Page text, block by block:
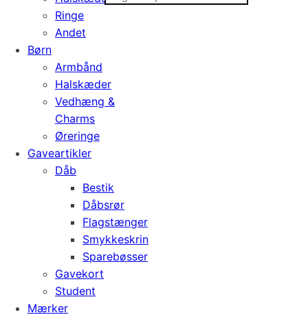
Ringe
Andet
Børn
Armbånd
Halskæder
Vedhæng &
Charms
Øreringe
Gaveartikler
Dåb
Bestik
Dåbsrør
Flagstænger
Smykkeskrin
Sparebøsser
Gavekort
Student
Mærker